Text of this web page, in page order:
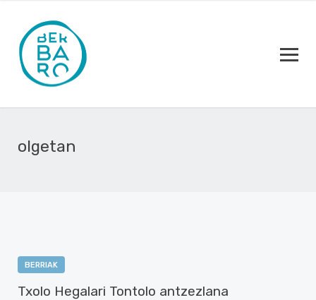
olgetan
BERRIAK
Txolo Hegalari Tontolo antzezlana